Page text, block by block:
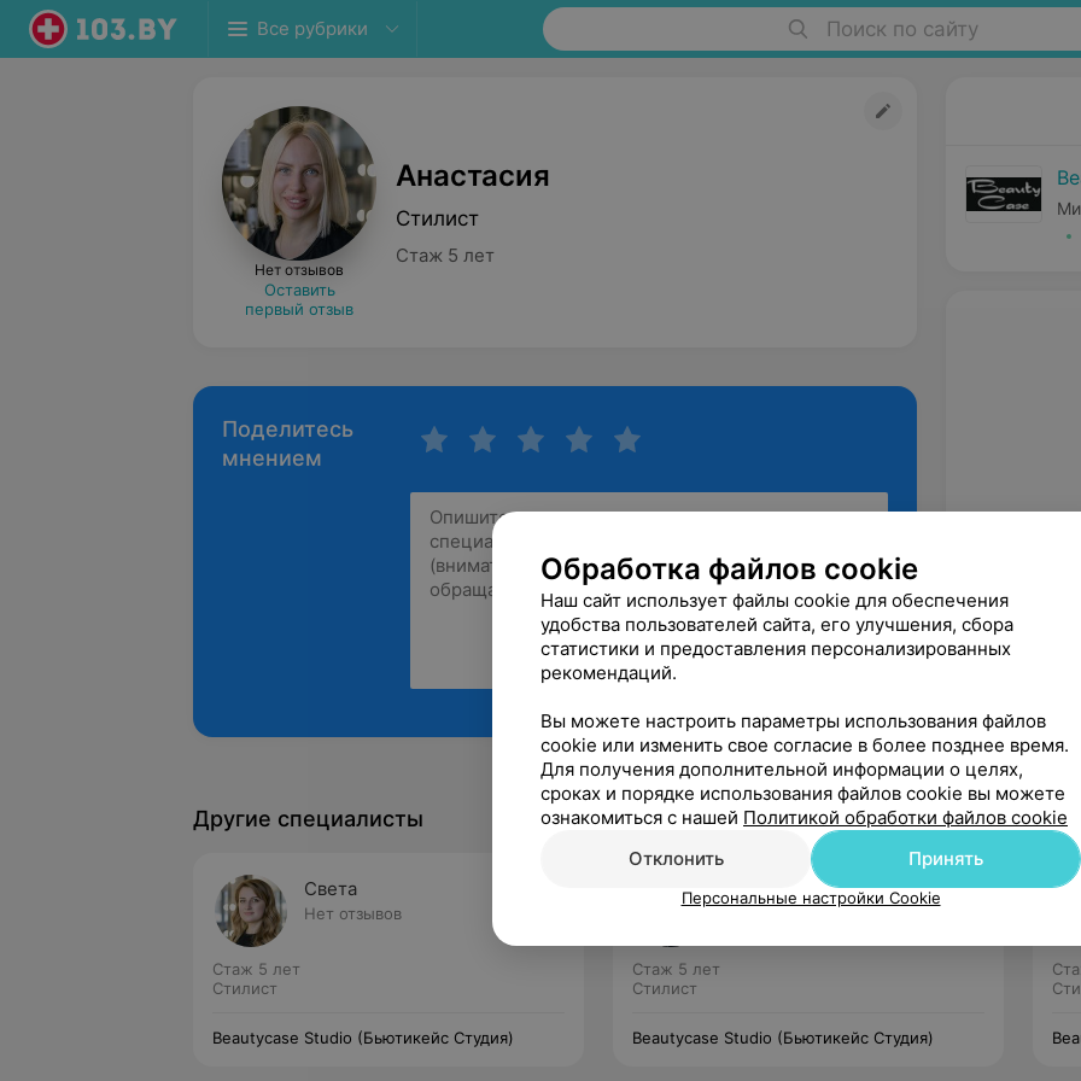
Все рубрики Поиск по сайту
Нет отзывов
Оставить
первый отзыв
Анастасия
Стилист
Стаж 5 лет
Поделитесь
мнением
Рекомендую
Другие специалисты
Света
Нет отзывов
Стаж 5 лет
Стилист
Beautycase Studio (Бьютикейс Студия)
Лера
Стаж 5 лет
Стилист
Beautycase Studio (Бьютикейс Студия)
Обработка файлов cookie
Наш сайт использует файлы cookie для обеспечения
удобства пользователей сайта, его улучшения, сбора
статистики и предоставления персонализированных
рекомендаций.
Вы можете настроить параметры использования файлов
cookie или изменить свое согласие в более позднее время.
Для получения дополнительной информации о целях,
сроках и порядке использования файлов cookie вы можете
ознакомиться с нашей Политикой обработки файлов cookie
Отклонить
Принять
Персональные настройки Cookie